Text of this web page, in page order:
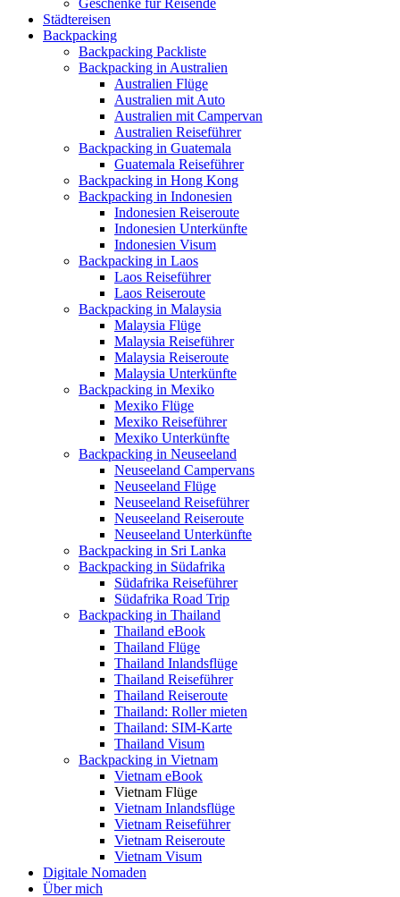
Geschenke für Reisende
Städtereisen
Backpacking
Backpacking Packliste
Backpacking in Australien
Australien Flüge
Australien mit Auto
Australien mit Campervan
Australien Reiseführer
Backpacking in Guatemala
Guatemala Reiseführer
Backpacking in Hong Kong
Backpacking in Indonesien
Indonesien Reiseroute
Indonesien Unterkünfte
Indonesien Visum
Backpacking in Laos
Laos Reiseführer
Laos Reiseroute
Backpacking in Malaysia
Malaysia Flüge
Malaysia Reiseführer
Malaysia Reiseroute
Malaysia Unterkünfte
Backpacking in Mexiko
Mexiko Flüge
Mexiko Reiseführer
Mexiko Unterkünfte
Backpacking in Neuseeland
Neuseeland Campervans
Neuseeland Flüge
Neuseeland Reiseführer
Neuseeland Reiseroute
Neuseeland Unterkünfte
Backpacking in Sri Lanka
Backpacking in Südafrika
Südafrika Reiseführer
Südafrika Road Trip
Backpacking in Thailand
Thailand eBook
Thailand Flüge
Thailand Inlandsflüge
Thailand Reiseführer
Thailand Reiseroute
Thailand: Roller mieten
Thailand: SIM-Karte
Thailand Visum
Backpacking in Vietnam
Vietnam eBook
Vietnam Flüge
Vietnam Inlandsflüge
Vietnam Reiseführer
Vietnam Reiseroute
Vietnam Visum
Digitale Nomaden
Über mich